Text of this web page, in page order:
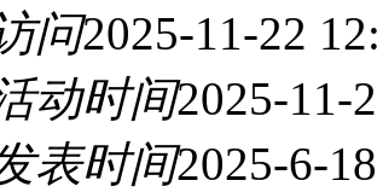
问2025-11-22
动时间2025-11-
表时间2025-6-